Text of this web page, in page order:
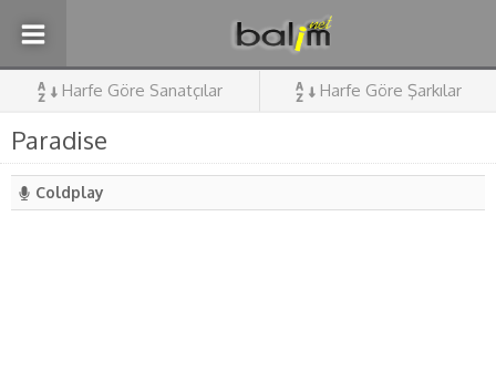
Harfe Göre Sanatçılar Harfe Göre Şarkılar
Paradise
Coldplay